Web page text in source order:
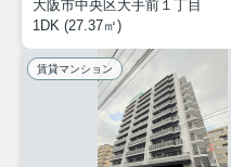
大阪市中央区大手前１丁目
1DK (27.37㎡)
賃貸マンション